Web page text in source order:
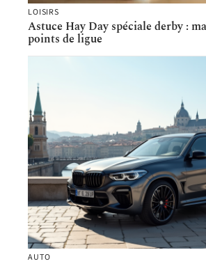
LOISIRS
Astuce Hay Day spéciale derby :
points de ligue
AUTO